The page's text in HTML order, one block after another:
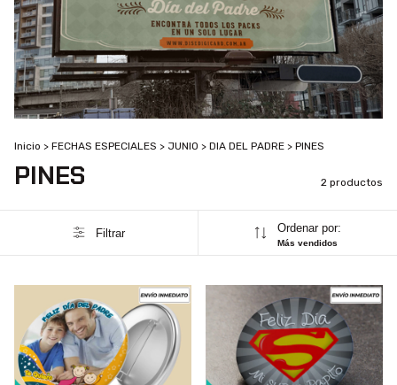
Inicio > FECHAS ESPECIALES > JUNIO > DIA DEL PADRE > PINES
PINES 2 productos
Filtrar Ordenar por:
Más vendidos